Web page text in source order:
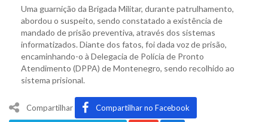
Uma guarnição da Brigada Militar, durante patrulhamento,
abordou o suspeito, sendo constatado a existência de
mandado de prisão preventiva, através dos sistemas
informatizados. Diante dos fatos, foi dada voz de prisão,
encaminhando-o à Delegacia de Polícia de Pronto
Atendimento (DPPA) de Montenegro, sendo recolhido ao
sistema prisional.
Compartilhar Compartilhar no Facebook